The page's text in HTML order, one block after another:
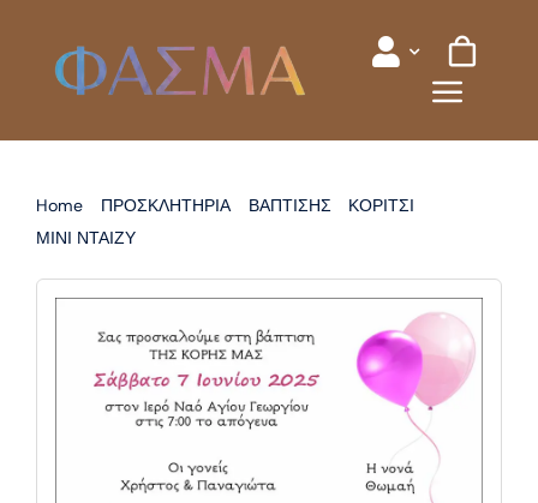
content
Home ΠΡΟΣΚΛΗΤΗΡΙΑ ΒΑΠΤΙΣΗΣ
ΚΟΡΙΤΣΙ
ΜΙΝΙ ΝΤΑΙΖΥ